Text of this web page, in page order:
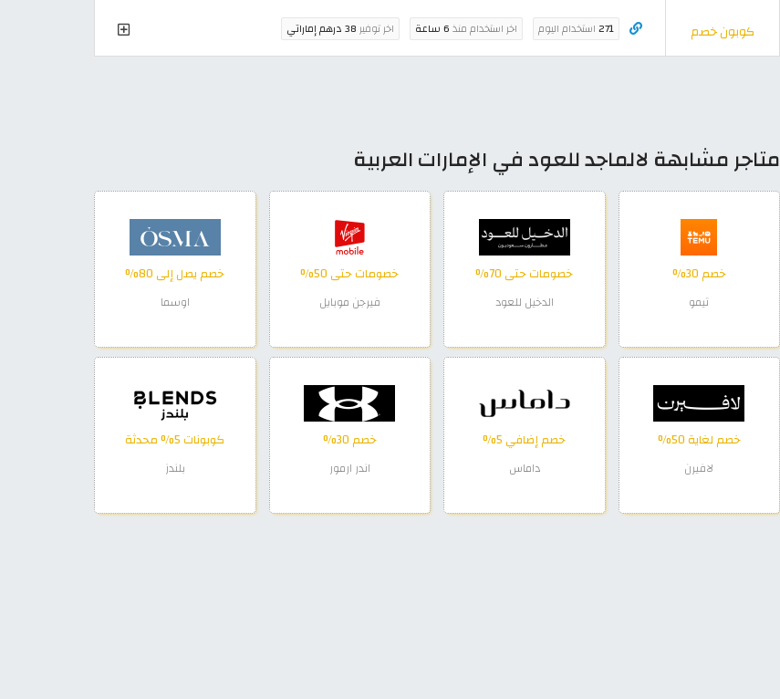
كوبون خصم 271استخدام اليوم اخر استخدام منذ6 ساعة اخر توفير38 درهم إماراتي
متاجر مشابهة لالماجد للعود في الإمارات العربية
خصم 30%
تيمو
خصومات حتى 70%
الدخيل للعود
خصومات حتى 50%
فيرجن موبايل
خصم يصل إلى 80%
اوسما
خصم لغاية 50%
لافيرن
خصم إضافي 5%
داماس
خصم 30%
اندر ارمور
كوبونات 5% محدثة
بلندز